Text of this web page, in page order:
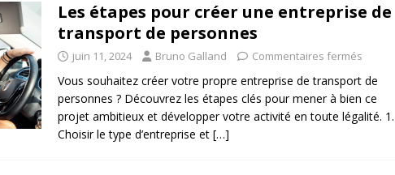
Les étapes pour créer une entreprise de
transport de personnes
juin 11, 2024 Bruno Galland Commentaires fermés
Vous souhaitez créer votre propre entreprise de transport de
personnes ? Découvrez les étapes clés pour mener à bien ce
projet ambitieux et développer votre activité en toute légalité. 1.
Choisir le type d’entreprise et […]